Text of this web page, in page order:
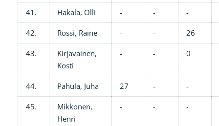
41. Hakala, Olli - - -
42. Rossi, Raine - - 26
43.
Kirjavainen,
Kosti
- - 0
44. Pahula, Juha 27 - -
45.
Mikkonen,
Henri
- - -